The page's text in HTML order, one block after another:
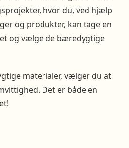
hvor du, ved hjælp
og produkter, kan tage en
og vælge de bæredygtige
materialer, vælger du at
Det er både en